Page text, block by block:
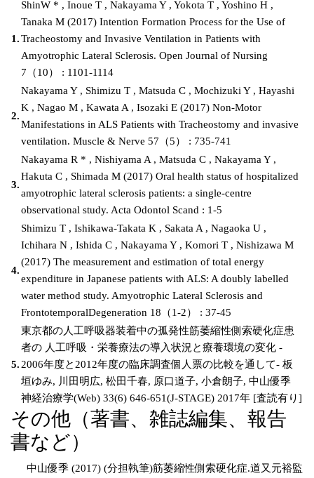
1.
ShinW * , Inoue T , Nakayama Y , Yokota T , Yoshino H ,
Tanaka M (2017) Intention Formation Process for the Use of
Tracheostomy and Invasive Ventilation in Patients with
Amyotrophic Lateral Sclerosis. Open Journal of Nursing
7（10） : 1101-1114
2.
Nakayama Y , Shimizu T , Matsuda C , Mochizuki Y , Hayashi
K , Nagao M , Kawata A , Isozaki E (2017) Non-Motor
Manifestations in ALS Patients with Tracheostomy and invasive
ventilation. Muscle & Nerve 57（5） : 735-741
3.
Nakayama R * , Nishiyama A , Matsuda C , Nakayama Y ,
Hakuta C , Shimada M (2017) Oral health status of hospitalized
amyotrophic lateral sclerosis patients: a single-centre
observational study. Acta Odontol Scand : 1-5
4.
Shimizu T , Ishikawa-Takata K , Sakata A , Nagaoka U ,
Ichihara N , Ishida C , Nakayama Y , Komori T , Nishizawa M
(2017) The measurement and estimation of total energy
expenditure in Japanese patients with ALS: A doubly labelled
water method study. Amyotrophic Lateral Sclerosis and
FrontotemporalDegeneration 18（1-2） : 37-45
5.
東京都の人工呼吸器装着中の孤発性筋萎縮性側索硬化症患
者の 人工呼吸・栄養療法の導入状況と療養環境の変化 ‐
2006年度と2012年度の臨床調査個人票の比較を通して‐ 板
垣ゆみ, 川田明広, 松田千春, 原口道子, 小倉朗子, 中山優季
神経治療学(Web) 33(6) 646‐651(J‐STAGE) 2017年 [査読有り]
その他（著書、雑誌編集、報告
書など）
中山優季 (2017) (分担執筆)筋萎縮性側索硬化症.道又元裕監